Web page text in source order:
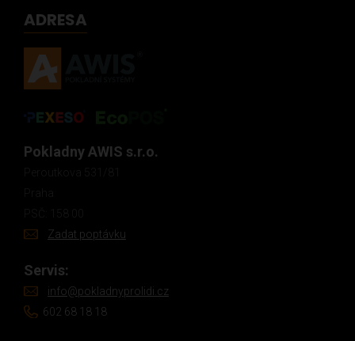
ADRESA
Pokladny AWIS s.r.o.
Zadat poptávku
Servis:
info@pokladnyprolidi.cz
602 68 18 18